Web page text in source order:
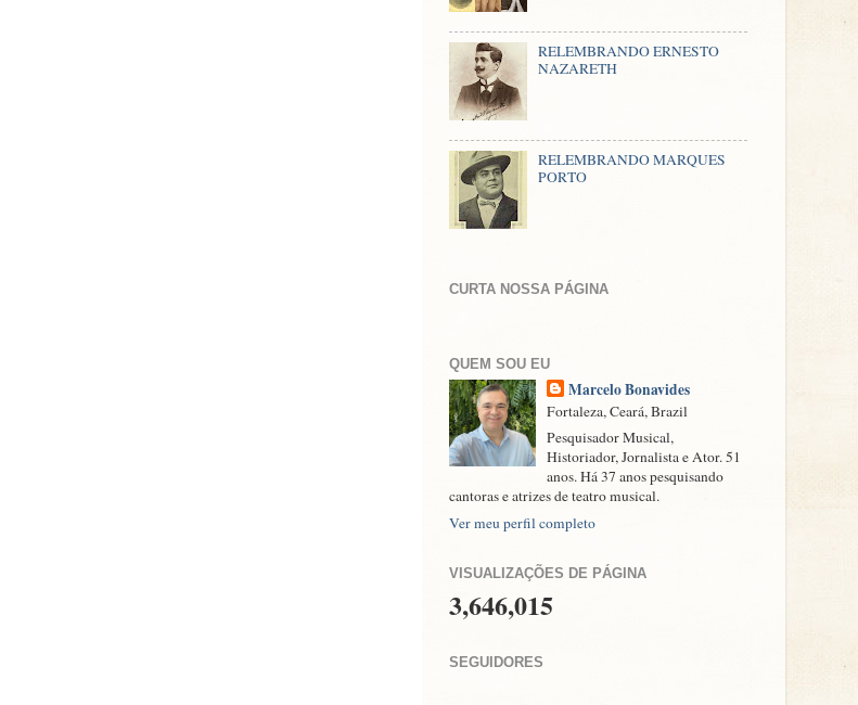
RELEMBRANDO ERNESTO
NAZARETH
RELEMBRANDO MARQUES
PORTO
CURTA NOSSA PÁGINA
QUEM SOU EU
Marcelo Bonavides
Fortaleza, Ceará, Brazil
Pesquisador Musical,
Historiador, Jornalista e Ator. 51
anos. Há 37 anos pesquisando
cantoras e atrizes de teatro musical.
Ver meu perfil completo
VISUALIZAÇÕES DE PÁGINA
3,646,015
SEGUIDORES